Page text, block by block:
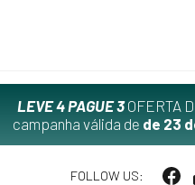
LEVE 4 PAGUE 3OFERTA
campanha válida de de 23
FOLLOW US: